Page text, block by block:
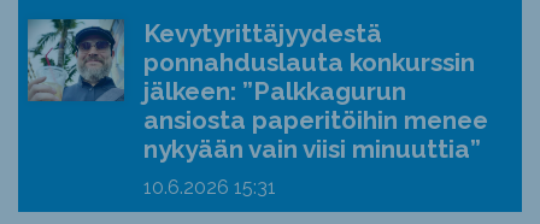
Kevytyrittäjyydestä
ponnahduslauta konkurssin
jälkeen: ”Palkkagurun
ansiosta paperitöihin menee
nykyään vain viisi minuuttia”
10.6.2026 15:31